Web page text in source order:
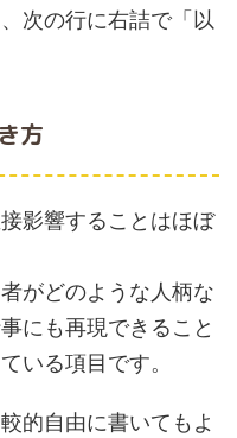
次の行に右詰で「以
方
影響することはほぼ
がどのような人柄な
にも再現できること
いる項目です。
的自由に書いてもよ